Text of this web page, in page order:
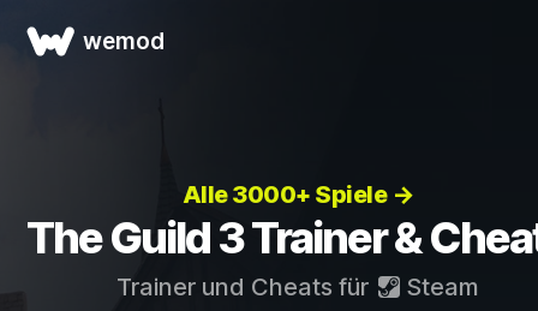
wemod
Alle 3000+ Spiele →
The Guild 3 Trainer &
Trainer und Cheats für Steam